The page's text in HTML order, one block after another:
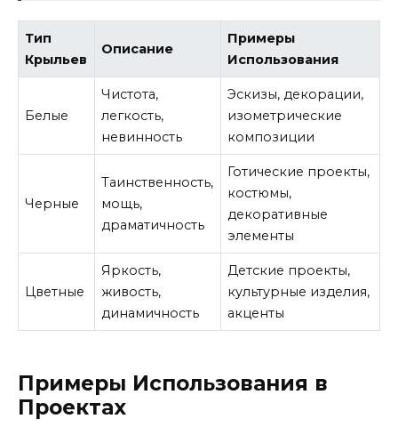
Тип
Крыльев
Описание
Примеры
Использования
Белые
Чистота,
легкость,
невинность
Эскизы, декорации,
изометрические
композиции
Черные
Таинственность,
мощь,
драматичность
Готические проекты,
костюмы,
декоративные
элементы
Цветные
Яркость,
живость,
динамичность
Детские проекты,
культурные изделия,
акценты
Примеры Использования в
Проектах